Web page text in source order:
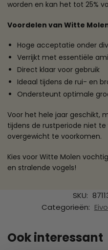
worden en kan het tot 25%
Voordelen van Witte
Hoge acceptatie onder
Verrijkt met essentiële
Direct klaar voor gebruik
Ideaal tijdens de rui- en
Ondersteunt optimale
Voor het hele jaar geschikt,
tijdens de rustperiode niet
overgewicht te voorkomen.
Kies voor Witte Molen
en stralende vogels!
SKU:
Categorieën:
Ook interessant